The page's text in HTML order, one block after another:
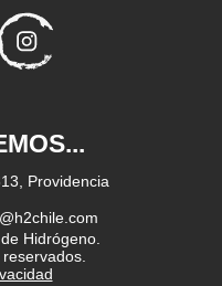
Providencia
Hidrógeno.